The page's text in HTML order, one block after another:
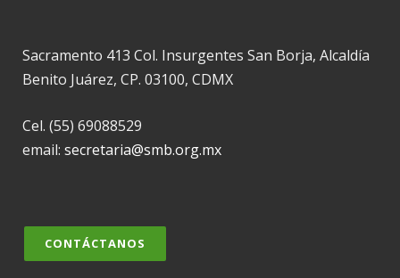
Sacramento 413 Col. Insurgentes San Borja, Alcaldía
Benito Juárez, CP. 03100, CDMX
Cel. (55) 69088529
email: secretaria@smb.org.mx
CONTÁCTANOS